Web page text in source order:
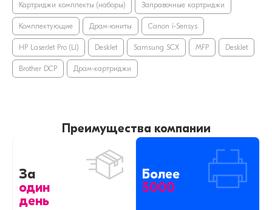
Картриджи комплекты (наборы) Заправочные картриджи
Комплектующие Драм-юниты Canon i-Sensys
HP LaserJet Pro (LJ) DeskJet Samsung SCX MFP DeskJet
Brother DCP Драм-картриджи
Преимущества компании
За
один
день
Более
5000